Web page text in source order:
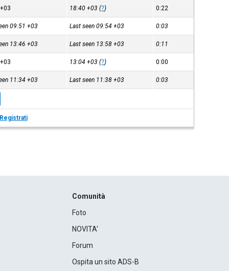
+03 18:40+03 (?) 0:22
09:51+03 Last seen 09:54+03 0:03
13:46+03 Last seen 13:58+03 0:11
+03 13:04+03 (?) 0:00
11:34+03 Last seen 11:38+03 0:03
Comunità
Foto
NOVITA'
Forum
Ospita un sito ADS-B